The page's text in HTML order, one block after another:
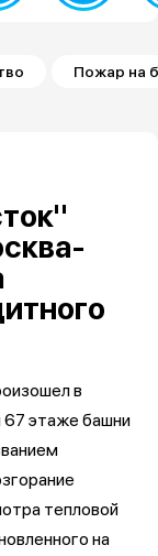
Пожар на
в
67 этаже башни
тепловой
на